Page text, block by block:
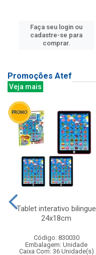
Faça seu login ou
cadastre-se para
comprar.
Promoções Atef
Veja mais
Tablet interativo bilingue
24x18cm
Código: 830030
Embalagem: Unidade
Caixa Com: 36 Unidade(s)